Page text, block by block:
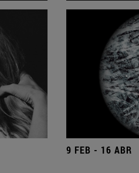
9 FEB - 16 ABR